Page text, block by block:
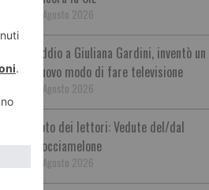
5 Agosto 2026
Addio a Giuliana Gardini, inventò un
nuovo modo di fare televisione
5 Agosto 2026
Foto dei lettori: Vedute del/dal
Rocciamelone
5 Agosto 2026